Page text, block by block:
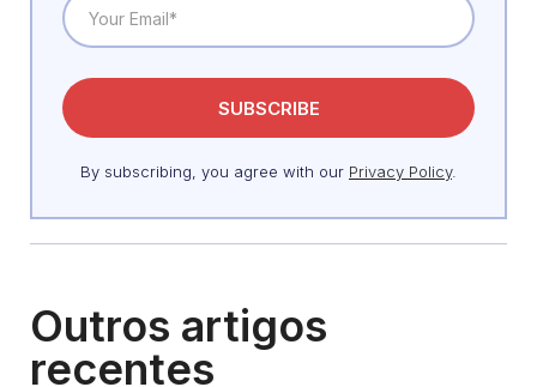
By subscribing, you agree with our Privacy Policy.
Outros artigos
recentes